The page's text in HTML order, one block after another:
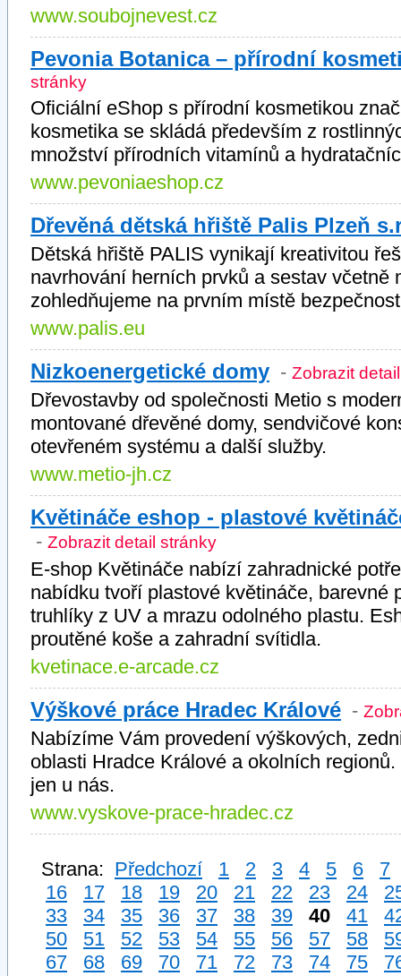
www.soubojnevest.cz
Pevonia Botanica – přírodní
stránky
Oficiální eShop s přírodní kosmetikou
kosmetika se skládá především z
množství přírodních vitamínů a
www.pevoniaeshop.cz
Dřevěná dětská hřiště Palis Plzeň
Dětská hřiště PALIS vynikají kreativitou
navrhování herních prvků a sestav včetně
zohledňujeme na prvním místě
www.palis.eu
Nizkoenergetické domy - Zobrazit
Dřevostavby od společnosti Metio s
montované dřevěné domy, sendvičové
otevřeném systému a další služby.
www.metio-jh.cz
Květináče eshop - plastové
- Zobrazit detail stránky
E-shop Květináče nabízí zahradnické
nabídku tvoří plastové květináče, barevné
truhlíky z UV a mrazu odolného plastu.
proutěné koše a zahradní svítidla.
kvetinace.e-arcade.cz
Výškové práce Hradec Králové -
Nabízíme Vám provedení výškových,
oblasti Hradce Králové a okolních
jen u nás.
www.vyskove-prace-hradec.cz
Strana: Předchozí 1 2 3 4 5 6
7
16
17 18 19 20 21 22 23 24
33
34 35 36 37 38 39 40 41
50
51 52 53 54 55 56 57 58
67
68 69 70 71 72 73 74 75